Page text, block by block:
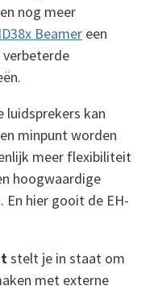
nog meer
Beamer een
verbeterde
luidsprekers kan
minpunt worden
meer flexibiliteit
hoogwaardige
En hier gooit de EH-
stelt je in staat om
met externe